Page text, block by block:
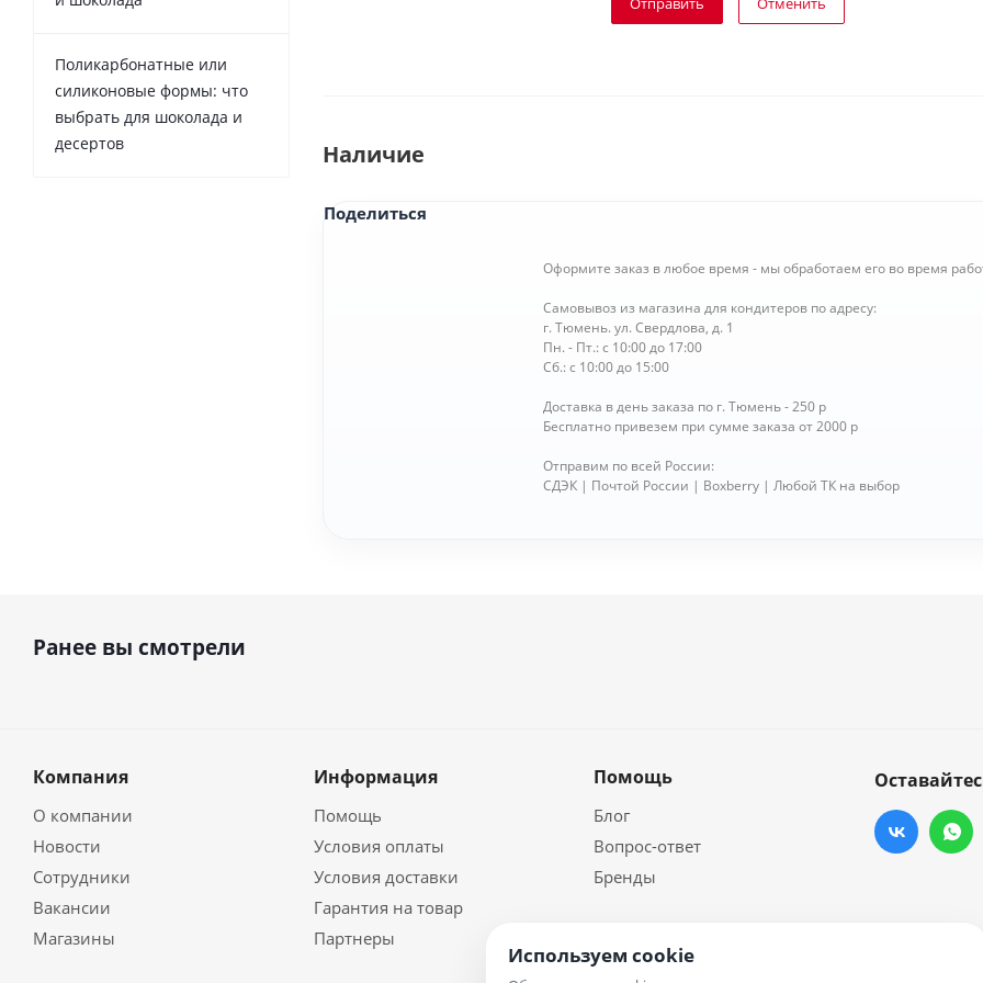
Наличие
Поделиться
Оформите заказ в любое время - мы обработаем его во время
Самовывоз из магазина для кондитеров по адресу:
г. Тюмень. ул. Свердлова, д. 1
Пн. - Пт.: с 10:00 до 17:00
Сб.: с 10:00 до 15:00
Доставка в день заказа по г. Тюмень - 250 р
Бесплатно привезем при сумме заказа от 2000 р
Отправим по всей России:
СДЭК | Почтой России | Boxberry | Любой ТК на выбор
Поликарбонатные или
силиконовые формы: что
выбрать для шоколада и
десертов
Ранее вы смотрели
Компания
О компании
Новости
Сотрудники
Вакансии
Магазины
Информация
Помощь
Условия оплаты
Условия доставки
Гарантия на товар
Партнеры
Помощь
Блог
Вопрос-ответ
Бренды
Используем cookie